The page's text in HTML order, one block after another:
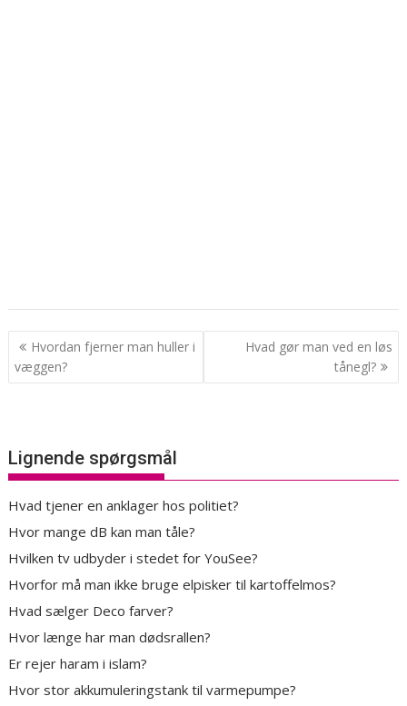
Indlægsnavigation
Hvordan fjerner man huller i
væggen?
Hvad gør man ved en løs
tånegl?
Lignende spørgsmål
Hvad tjener en anklager hos politiet?
Hvor mange dB kan man tåle?
Hvilken tv udbyder i stedet for YouSee?
Hvorfor må man ikke bruge elpisker til kartoffelmos?
Hvad sælger Deco farver?
Hvor længe har man dødsrallen?
Er rejer haram i islam?
Hvor stor akkumuleringstank til varmepumpe?